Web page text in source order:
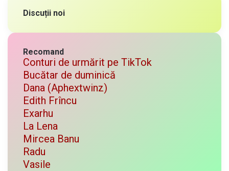
Discuții noi
Recomand
Conturi de urmărit pe TikTok
Bucătar de duminică
Dana (Aphextwinz)
Edith Frîncu
Exarhu
La Lena
Mircea Banu
Radu
Vasile